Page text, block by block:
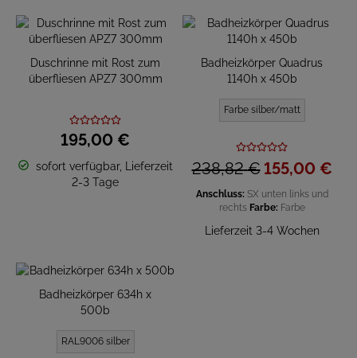
Duschrinne mit Rost zum
überfliesen APZ7 300mm
195,00 €
sofort verfügbar, Lieferzeit
2-3 Tage
Badheizkörper Quadrus
1140h x 450b
Farbe silber/matt
238,82 € 155,00 €
Anschluss: SX unten links und
rechts Farbe: Farbe
Lieferzeit 3-4 Wochen
Badheizkörper 634h x
500b
RAL9006 silber